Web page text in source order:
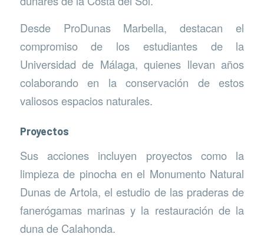
Desde ProDunas Marbella, destacan el
compromiso de los estudiantes de la
Universidad de Málaga, quienes llevan años
colaborando en la conservación de estos
valiosos espacios naturales.
Proyectos
Sus acciones incluyen proyectos como la
limpieza de pinocha en el Monumento Natural
Dunas de Artola, el estudio de las praderas de
fanerógamas marinas y la restauración de la
duna de Calahonda.